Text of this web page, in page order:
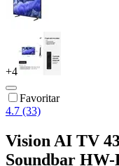
+4
Favoritar
4.7 (33)
Vision AI TV
Soundbar HW-